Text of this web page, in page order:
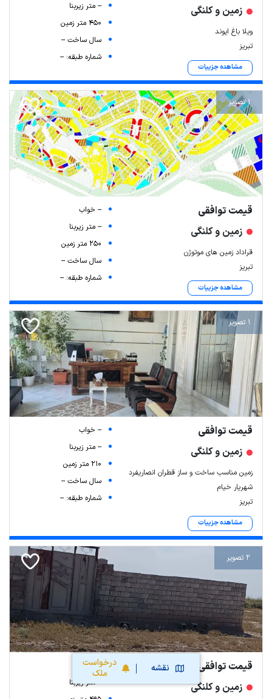
نقشه
درخواست
ملک
زمین و کلنگی
ویلا باغ ایوند
تبریز
مشاهده جزییات
-- متر زیربنا
450 متر زمین
سال ساخت --
شماره طبقه: --
1 تصویر
قیمت توافقی
زمین و کلنگی
قراداد زمین های موتوژن
تبریز
مشاهده جزییات
-- خواب
-- متر زیربنا
250 متر زمین
سال ساخت --
شماره طبقه: --
1 تصویر
قیمت توافقی
زمین و کلنگی
زمین مناسب ساخت و ساز قطران انصاریفرد
شهریار خیام
تبریز
مشاهده جزییات
-- خواب
-- متر زیربنا
210 متر زمین
سال ساخت --
شماره طبقه: --
2 تصویر
قیمت توافقی
زمین و کلنگی
-- خواب
-- متر زیربنا